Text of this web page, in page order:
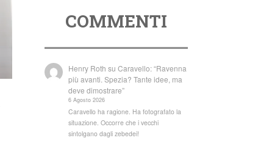
COMMENTI
Henry Roth suCaravello: “Ravenna
più avanti. Spezia? Tante idee, ma
deve dimostrare”
6 Agosto 2026
Caravello ha ragione. Ha fotografato la
situazione. Occorre che i vecchi
sintolgano dagli zebedei!